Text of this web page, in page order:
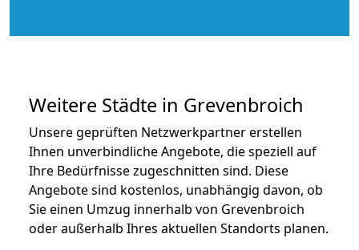
Weitere Städte in Grevenbroich
Unsere geprüften Netzwerkpartner erstellen
Ihnen unverbindliche Angebote, die speziell auf
Ihre Bedürfnisse zugeschnitten sind. Diese
Angebote sind kostenlos, unabhängig davon, ob
Sie einen Umzug innerhalb von Grevenbroich
oder außerhalb Ihres aktuellen Standorts planen.